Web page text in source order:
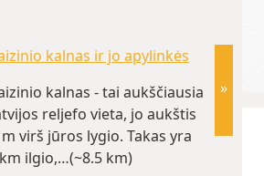
kalnas ir jo apylinkės
kalnas - tai aukščiausia
reljefo vieta, jo aukštis
virš jūros lygio. Takas yra
ilgio,…(~8.5 km)
galima
»